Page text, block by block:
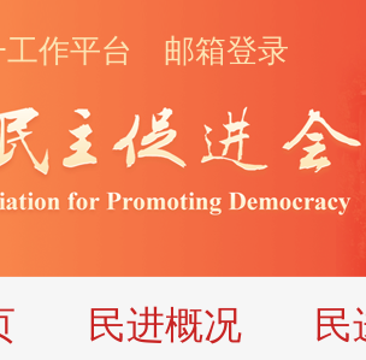
作平台 邮箱登录
民进概况
民